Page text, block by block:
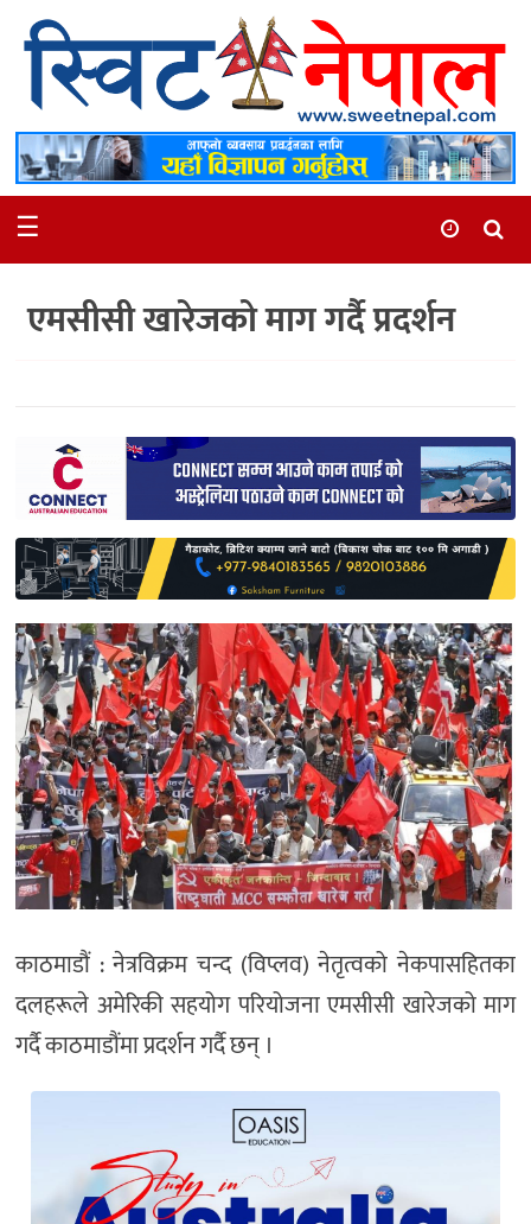
समाचार
स्थानीय
मनोरञ्जन
अन्तर्वार्ता
भिडियो
साहित्य
प्रदेश
English
☰
एमसीसी खारेजको माग गर्दै प्रदर्शन
काठमाडौं : नेत्रविक्रम चन्द (विप्लव) नेतृत्वको नेकपासहितका
दलहरूले अमेरिकी सहयोग परियोजना एमसीसी खारेजको माग
गर्दै काठमाडौंमा प्रदर्शन गर्दै छन् ।